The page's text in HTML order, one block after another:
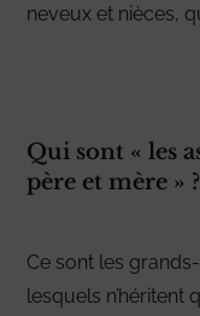
neveux et nièces,
Qui sont « les
père et mère » ?
Ce sont les
lesquels n’héritent